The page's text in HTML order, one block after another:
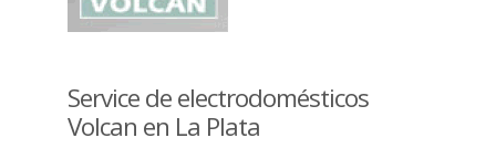
Service de electrodomésticos
Volcan en La Plata